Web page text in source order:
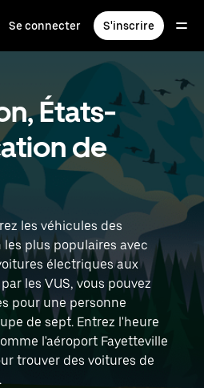
Se connecter S'inscrire
États-
de
les véhicules des
plus populaires avec
électriques aux
les VUS, vous pouvez
pour une personne
de sept. Entrez l'heure
l'aéroport Fayetteville
trouver des voitures de